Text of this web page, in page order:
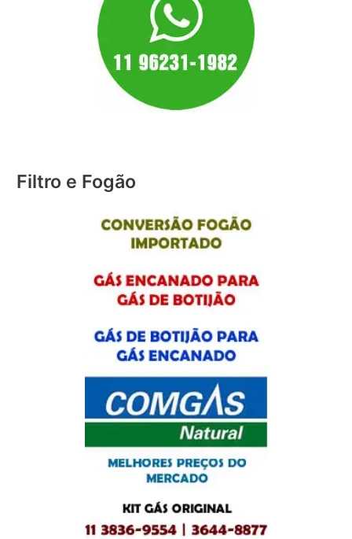
Filtro e Fogão